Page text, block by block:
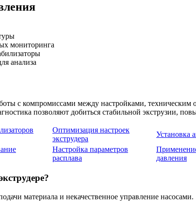
мониторинга
анализа
с компромиссами между настройками,
позволяют добиться стабильной экструзии,
Оптимизация настроек
экструдера
Установка
Настройка параметров
расплава
давления
материала и некачественное управление насосами.